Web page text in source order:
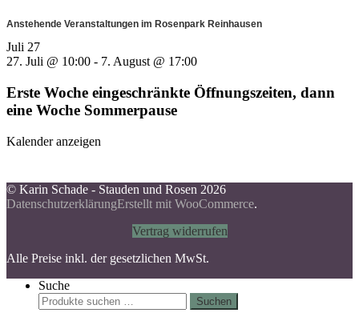
Anstehende Veranstaltungen im Rosenpark Reinhausen
Juli 27
27. Juli @ 10:00 - 7. August @ 17:00
Erste Woche eingeschränkte Öffnungszeiten, dann
eine Woche Sommerpause
Kalender anzeigen
© Karin Schade - Stauden und Rosen 2026
DatenschutzerklärungErstellt mit WooCommerce.
Vertrag widerrufen
Alle Preise inkl. der gesetzlichen MwSt.
Suche
Suchen
Suchen